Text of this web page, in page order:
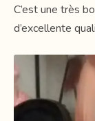
C’est une très
d’excellente